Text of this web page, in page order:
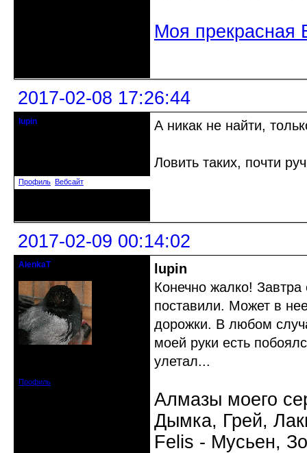
Моя прекрасная
2017-02-08 17:26:44
lupin
Профиль Вебсайт
А никак не найти,
Ловить таких, почти
2017-02-09 00:14:02
AlenkaT
Профиль
lupin
Конечно жалко!
поставили. Может в
дорожки. В любом
моей руки есть
улетал...
Алмазы моего
Дымка, Грей,
Felis - Мусьен,